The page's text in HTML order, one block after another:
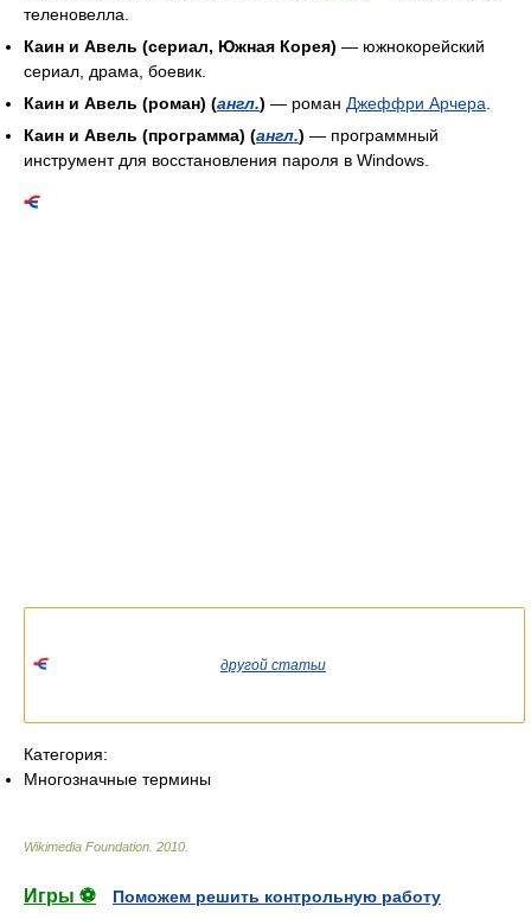
теленовелла.
Каин и Авель (сериал, Южная Корея) — южнокорейский
сериал, драма, боевик.
Каин и Авель (роман) (англ.) — роман Джеффри Арчера
Каин и Авель (программа) (англ.) — программный
инструмент для восстановления пароля в Windows.
другой статьи
Категория:
Многозначные термины
Wikimedia Foundation 2010
Игры ⚽
Поможем решить контрольную работу